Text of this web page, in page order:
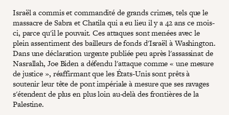
Israël a commis et commandité de grands crimes, tels que le
massacre de Sabra et Chatila qui a eu lieu il y a 42 ans ce mois-
ci, parce qu'il le pouvait. Ces attaques sont menées avec le
plein assentiment des bailleurs de fonds d'Israël à Washington.
Dans une déclaration urgente publiée peu après l'assassinat de
Nasrallah, Joe Biden a défendu l'attaque comme « une mesure
de justice », réaffirmant que les États-Unis sont prêts à
soutenir leur tête de pont impériale à mesure que ses ravages
s'étendent de plus en plus loin au-delà des frontières de la
Palestine.